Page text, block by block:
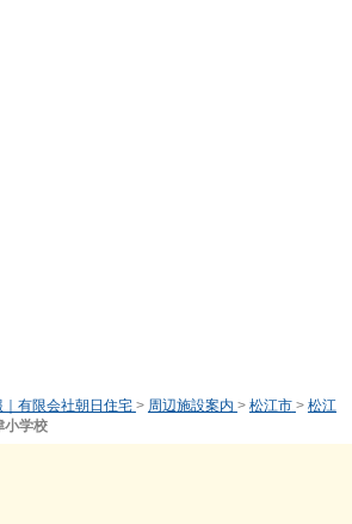
有限会社朝日住宅 > 周辺施設案内 > 松江市 > 松江
小学校